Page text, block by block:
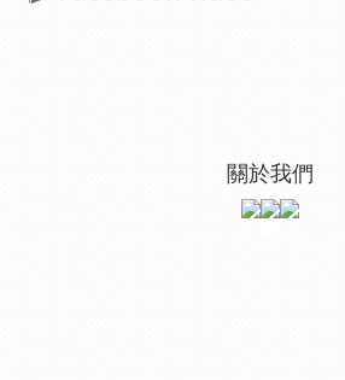
關於我們